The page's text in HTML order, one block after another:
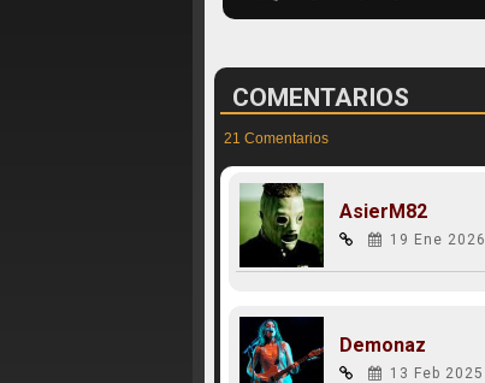
COMENTARIOS
21 Comentarios
AsierM82
19 Ene 2026
Demonaz
13 Feb 2025